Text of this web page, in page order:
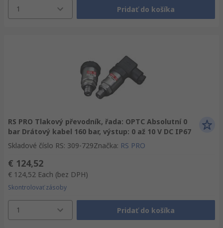
1 Pridať do košíka
RS PRO Tlakový převodník, řada: OPTC Absolutní 0
bar Drátový kabel 160 bar, výstup: 0 až 10 V DC IP67
Skladové číslo RS: 309-729Značka: RS PRO
€ 124,52
€ 124,52 Each (bez DPH)
Skontrolovať zásoby
1 Pridať do košíka